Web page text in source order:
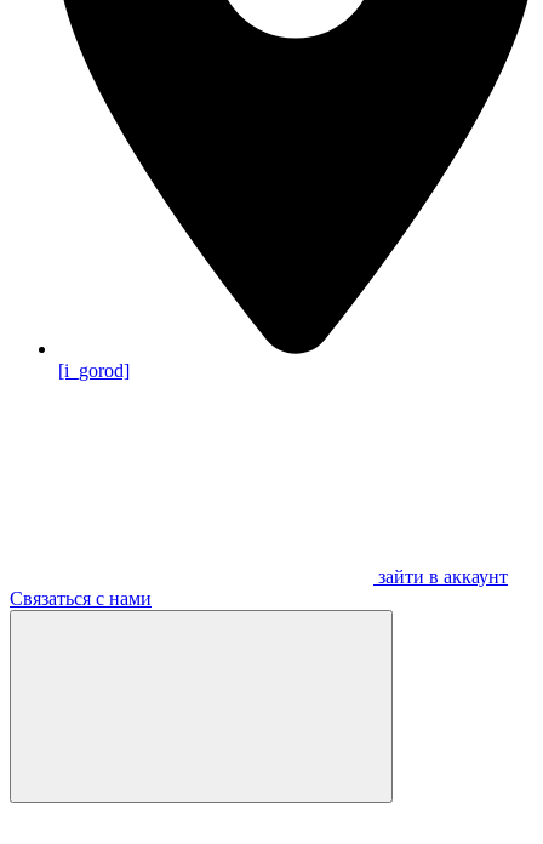
[i_gorod]
зайти в аккаунт
Связаться с нами